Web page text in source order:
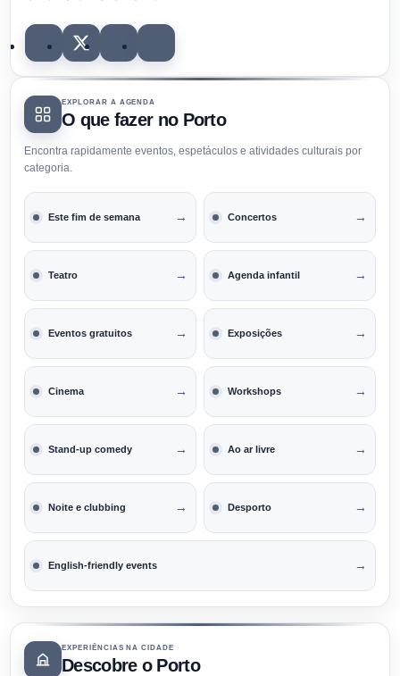
EXPLORAR A AGENDA
O que fazer no Porto
Encontra rapidamente eventos, espetáculos e atividades culturais por
categoria.
Este fim de semana → Concertos →
Teatro → Agenda infantil →
Eventos gratuitos → Exposições →
Cinema → Workshops →
Stand-up comedy → Ao ar livre →
Noite e clubbing → Desporto →
English-friendly events →
EXPERIÊNCIAS NA CIDADE
Descobre o Porto